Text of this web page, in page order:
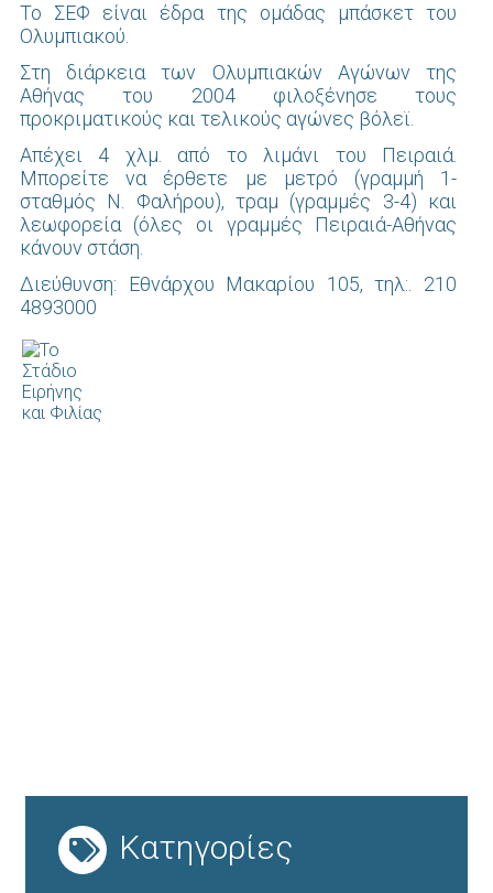
To ΣΕΦ είναι έδρα της ομάδας μπάσκετ του
Ολυμπιακού.
Στη διάρκεια των Ολυμπιακών Αγώνων της
Αθήνας του 2004 φιλοξένησε τους
προκριματικούς και τελικούς αγώνες βόλεϊ.
Απέχει 4 χλμ. από το λιμάνι του Πειραιά.
Μπορείτε να έρθετε με μετρό (γραμμή 1-
σταθμός Ν. Φαλήρου), τραμ (γραμμές 3-4) και
λεωφορεία (όλες οι γραμμές Πειραιά-Αθήνας
κάνουν στάση.
Διεύθυνση: Εθνάρχου Μακαρίου 105, τηλ:. 210
4893000
Κατηγορίες